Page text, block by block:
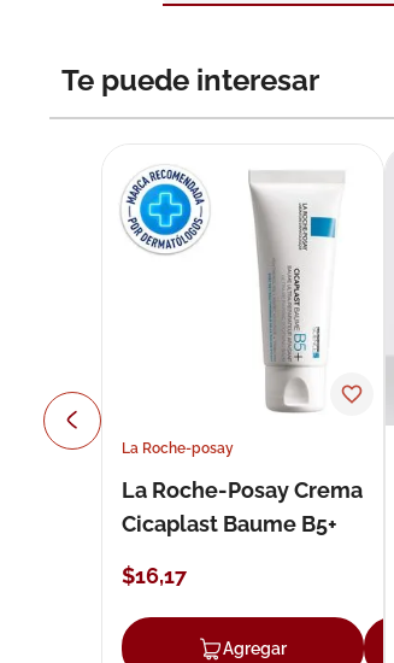
Te puede interesar
La Roche-posay
La Roche-Posay Crema
Cicaplast Baume B5+
$16,17
Agregar